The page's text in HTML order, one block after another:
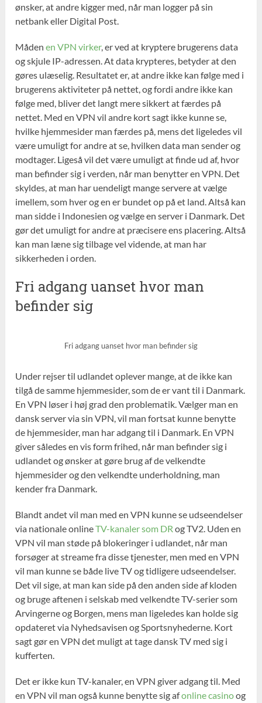
ønsker, at andre kigger med, når man logger på sin
netbank eller Digital Post.
Mådenen VPN virker, er ved at kryptere brugerens data
og skjule IP-adressen. At data krypteres, betyder at den
gøres ulæselig. Resultatet er, at andre ikke kan følge med i
brugerens aktiviteter på nettet, og fordi andre ikke kan
følge med, bliver det langt mere sikkert at færdes på
nettet. Med en VPN vil andre kort sagt ikke kunne se,
hvilke hjemmesider man færdes på, mens det ligeledes vil
være umuligt for andre at se, hvilken data man sender og
modtager. Ligeså vil det være umuligt at finde ud af, hvor
man befinder sig i verden, når man benytter en VPN. Det
skyldes, at man har uendeligt mange servere at vælge
imellem, som hver og en er bundet op på et land. Altså kan
man sidde i Indonesien og vælge en server i Danmark. Det
gør det umuligt for andre at præcisere ens placering. Altså
kan man læne sig tilbage vel vidende, at man har
sikkerheden i orden.
Fri adgang uanset hvor man
befinder sig
Fri adgang uanset hvor man befinder sig
Under rejser til udlandet oplever mange, at de ikke kan
tilgå de samme hjemmesider, som de er vant til i Danmark.
En VPN løser i høj grad den problematik. Vælger man en
dansk server via sin VPN, vil man fortsat kunne benytte
de hjemmesider, man har adgang til i Danmark. En VPN
giver således en vis form frihed, når man befinder sig i
udlandet og ønsker at gøre brug af de velkendte
hjemmesider og den velkendte underholdning, man
kender fra Danmark.
Blandt andet vil man med en VPN kunne se udseendelser
via nationale onlineTV-kanaler som DR og TV2. Uden en
VPN vil man støde på blokeringer i udlandet, når man
forsøger at streame fra disse tjenester, men med en VPN
vil man kunne se både live TV og tidligere udseendelser.
Det vil sige, at man kan side på den anden side af kloden
og bruge aftenen i selskab med velkendte TV-serier som
Arvingerne og Borgen, mens man ligeledes kan holde sig
opdateret via Nyhedsavisen og Sportsnyhederne. Kort
sagt gør en VPN det muligt at tage dansk TV med sig i
kufferten.
Det er ikke kun TV-kanaler, en VPN giver adgang til. Med
en VPN vil man også kunne benytte sig afonline casinoog